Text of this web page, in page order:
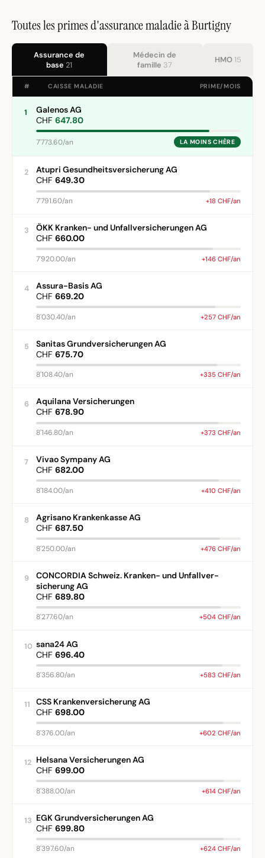
Toutes les primes d'assurance maladie à Burtigny
Assurance de
base 21
Médecin de
famille 37 HMO 15
# CAISSE MALADIE PRIME/MOIS
1
Galenos AG
CHF 647.80
7'773.60/an LA MOINS CHÈRE
2
Atupri Gesundheitsversicherung AG
CHF 649.30
7'791.60/an +18 CHF/an
3
ÖKK Kranken- und Unfallversicherungen AG
CHF 660.00
7'920.00/an +146 CHF/an
4
Assura-Basis AG
CHF 669.20
8'030.40/an +257 CHF/an
5
Sanitas Grundversicherungen AG
CHF 675.70
8'108.40/an +335 CHF/an
6
Aquilana Versicherungen
CHF 678.90
8'146.80/an +373 CHF/an
7
Vivao Sympany AG
CHF 682.00
8'184.00/an +410 CHF/an
8
Agrisano Krankenkasse AG
CHF 687.50
8'250.00/an +476 CHF/an
9
CONCORDIA Schweiz. Kranken- und Unfallver-
sicherung AG
CHF 689.80
8'277.60/an +504 CHF/an
10 sana24 AG
CHF 696.40
8'356.80/an +583 CHF/an
11
CSS Krankenversicherung AG
CHF 698.00
8'376.00/an +602 CHF/an
12 Helsana Versicherungen AG
CHF 699.00
8'388.00/an +614 CHF/an
13 EGK Grundversicherungen AG
CHF 699.80
8'397.60/an +624 CHF/an